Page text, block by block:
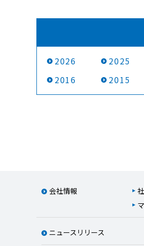
2026 2025
2016
2015
会社情報
ニュースリリース